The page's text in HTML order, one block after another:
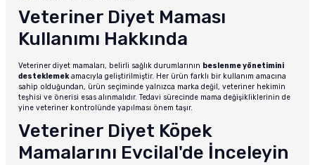
Veteriner Diyet Maması
Kullanımı Hakkında
Veteriner diyet mamaları, belirli sağlık durumlarının beslenme yönetimini
desteklemekamacıyla geliştirilmiştir. Her ürün farklı bir kullanım amacına
sahip olduğundan, ürün seçiminde yalnızca marka değil, veteriner hekimin
teşhisi ve önerisi esas alınmalıdır. Tedavi sürecinde mama değişikliklerinin de
yine veteriner kontrolünde yapılması önem taşır.
Veteriner Diyet Köpek
Mamalarını Evcilal'de İnceleyin